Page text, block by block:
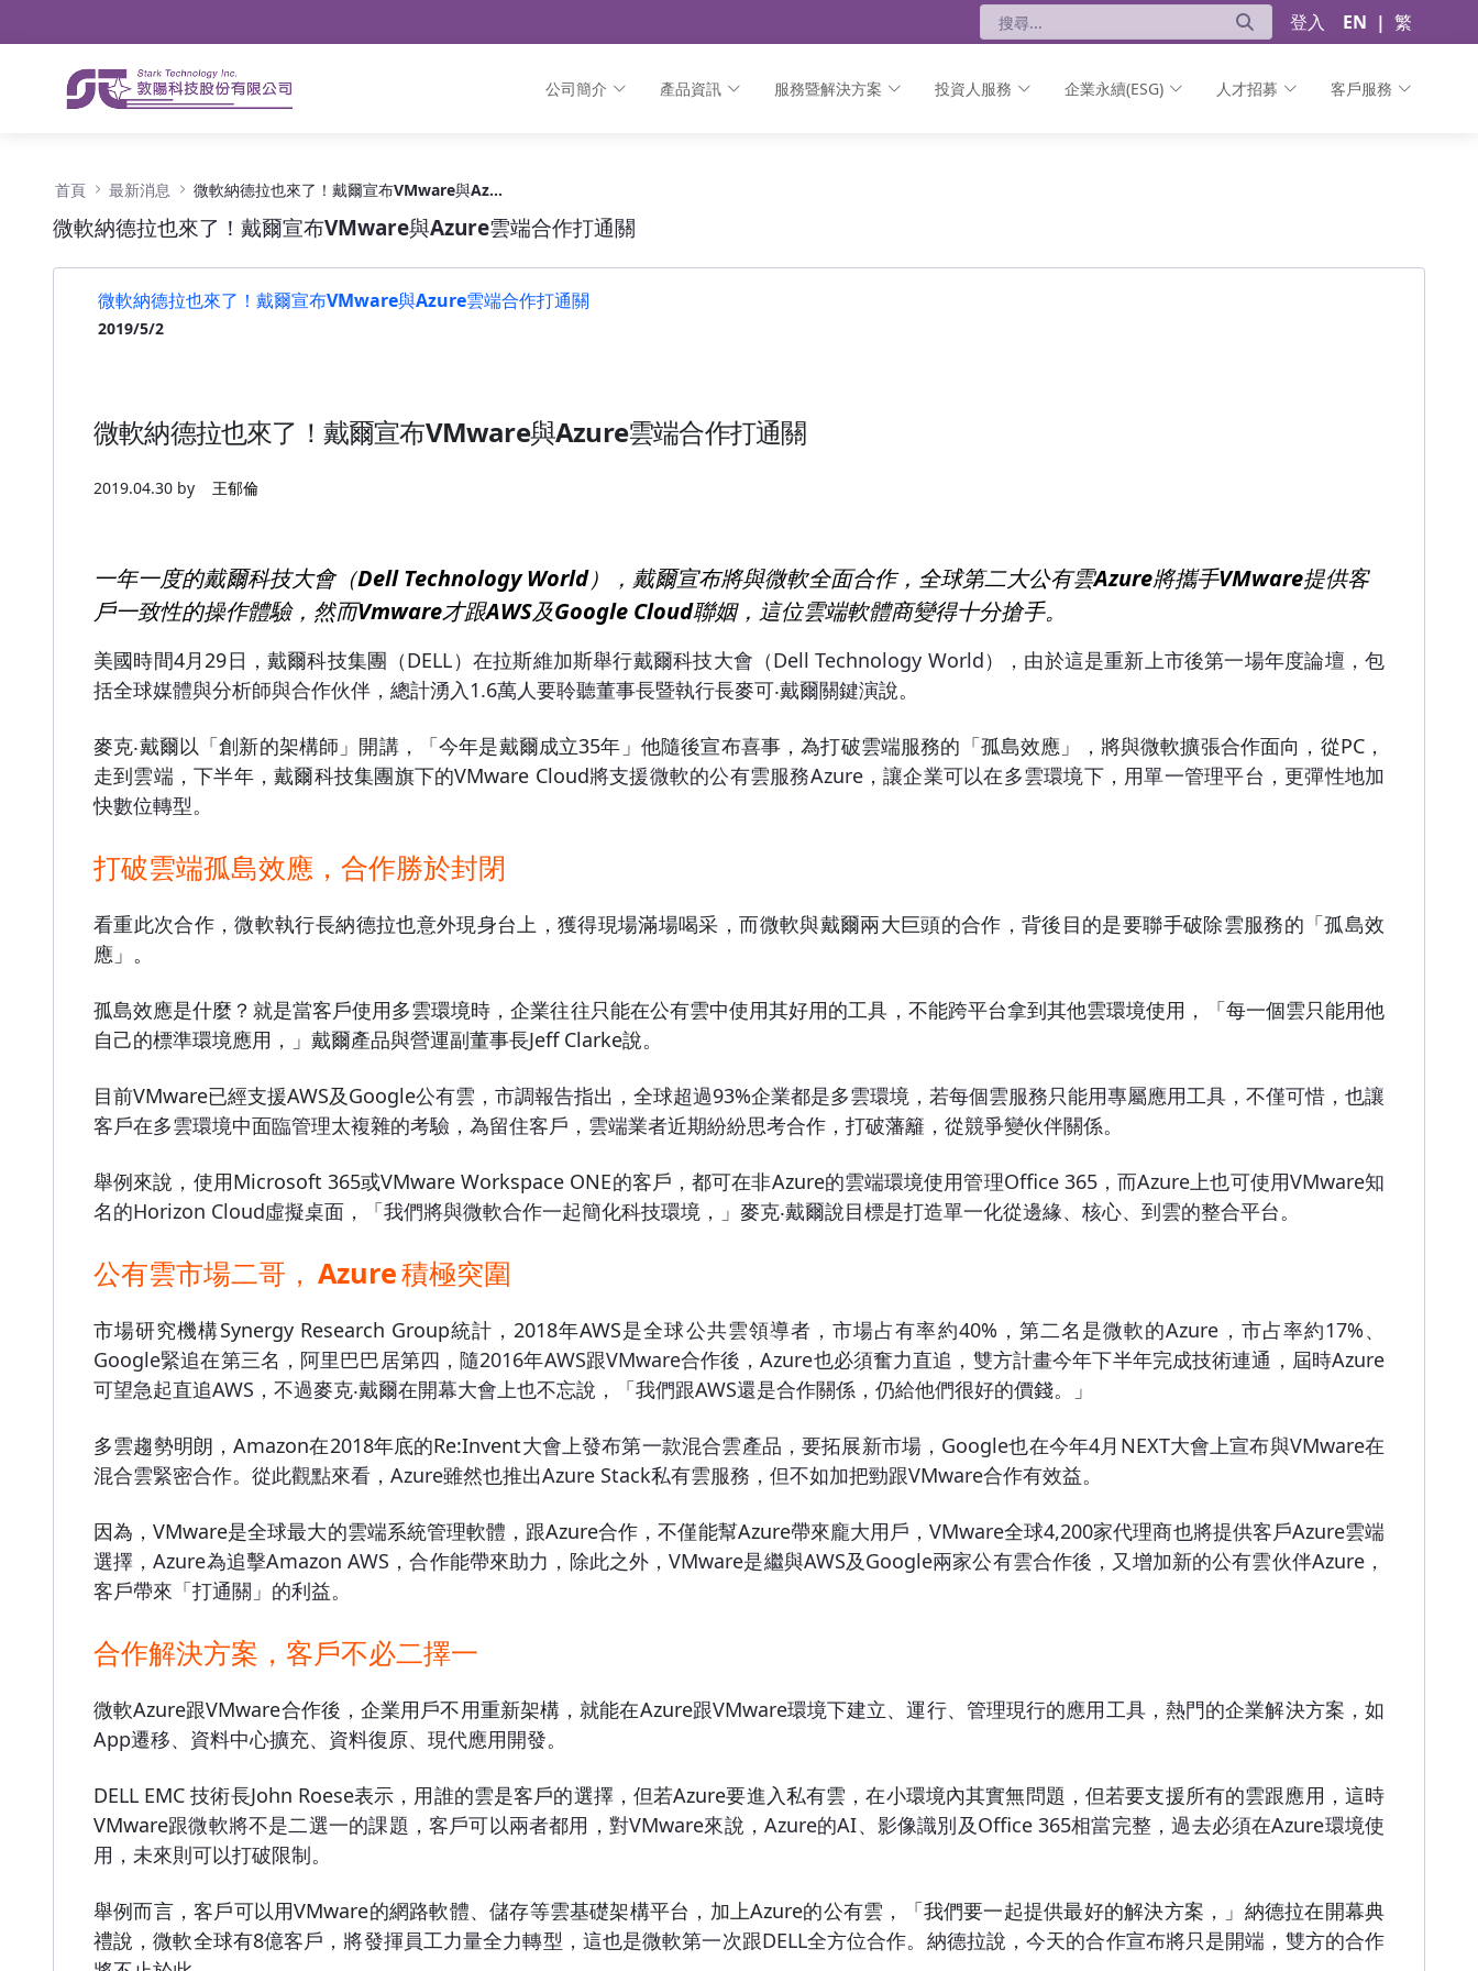
登入 EN | 繁
公司簡介 產品資訊 服務暨解決方案 投資人服務 企業永續(ESG) 人才招募 客戶服務
首頁 最新消息 微軟納德拉也來了！戴爾宣布VMware與Azure雲端合作打通關
微軟納德拉也來了！戴爾宣布VMware與Azure雲端合作打通關
微軟納德拉也來了！戴爾宣布VMware與Azure雲端合作打通關
2019/5/2
微軟納德拉也來了！戴爾宣布VMware與Azure雲端合作打通關
2019.04.30 by 王郁倫
一年一度的戴爾科技大會（Dell Technology World），戴爾宣布將與微軟全面合作，全球第二大公有雲Azure將攜手VMware提供客
戶一致性的操作體驗，然而Vmware才跟AWS及Google Cloud聯姻，這位雲端軟體商變得十分搶手。
美國時間4月29日，戴爾科技集團（DELL）在拉斯維加斯舉行戴爾科技大會（Dell Technology World），由於這是重新上市後第一場年度論壇，包
括全球媒體與分析師與合作伙伴，總計湧入1.6萬人要聆聽董事長暨執行長麥可‧戴爾關鍵演說。
麥克‧戴爾以「創新的架構師」開講，「今年是戴爾成立35年」他隨後宣布喜事，為打破雲端服務的「孤島效應」，將與微軟擴張合作面向，從PC，
走到雲端，下半年，戴爾科技集團旗下的VMware Cloud將支援微軟的公有雲服務Azure，讓企業可以在多雲環境下，用單一管理平台，更彈性地加
快數位轉型。
打破雲端孤島效應，合作勝於封閉
看重此次合作，微軟執行長納德拉也意外現身台上，獲得現場滿場喝采，而微軟與戴爾兩大巨頭的合作，背後目的是要聯手破除雲服務的「孤島效
應」。
孤島效應是什麼？就是當客戶使用多雲環境時，企業往往只能在公有雲中使用其好用的工具，不能跨平台拿到其他雲環境使用，「每一個雲只能用他
自己的標準環境應用，」戴爾產品與營運副董事長Jeff Clarke說。
目前VMware已經支援AWS及Google公有雲，市調報告指出，全球超過93%企業都是多雲環境，若每個雲服務只能用專屬應用工具，不僅可惜，也讓
客戶在多雲環境中面臨管理太複雜的考驗，為留住客戶，雲端業者近期紛紛思考合作，打破藩籬，從競爭變伙伴關係。
舉例來說，使用Microsoft 365或VMware Workspace ONE的客戶，都可在非Azure的雲端環境使用管理Office 365，而Azure上也可使用VMware知
名的Horizon Cloud虛擬桌面，「我們將與微軟合作一起簡化科技環境，」麥克‧戴爾說目標是打造單一化從邊緣、核心、到雲的整合平台。
公有雲市場二哥， Azure積極突圍
市場研究機構Synergy Research Group統計，2018年AWS是全球公共雲領導者，市場占有率約40%，第二名是微軟的Azure，市占率約17%、
Google緊追在第三名，阿里巴巴居第四，隨2016年AWS跟VMware合作後，Azure也必須奮力直追，雙方計畫今年下半年完成技術連通，屆時Azure
可望急起直追AWS，不過麥克‧戴爾在開幕大會上也不忘說，「我們跟AWS還是合作關係，仍給他們很好的價錢。」
多雲趨勢明朗，Amazon在2018年底的Re:Invent大會上發布第一款混合雲產品，要拓展新市場，Google也在今年4月NEXT大會上宣布與VMware在
混合雲緊密合作。從此觀點來看，Azure雖然也推出Azure Stack私有雲服務，但不如加把勁跟VMware合作有效益。
因為，VMware是全球最大的雲端系統管理軟體，跟Azure合作，不僅能幫Azure帶來龐大用戶，VMware全球4,200家代理商也將提供客戶Azure雲端
選擇，Azure為追擊Amazon AWS，合作能帶來助力，除此之外，VMware是繼與AWS及Google兩家公有雲合作後，又增加新的公有雲伙伴Azure，
客戶帶來「打通關」的利益。
合作解決方案，客戶不必二擇一
微軟Azure跟VMware合作後，企業用戶不用重新架構，就能在Azure跟VMware環境下建立、運行、管理現行的應用工具，熱門的企業解決方案，如
App遷移、資料中心擴充、資料復原、現代應用開發。
DELL EMC 技術長John Roese表示，用誰的雲是客戶的選擇，但若Azure要進入私有雲，在小環境內其實無問題，但若要支援所有的雲跟應用，這時
VMware跟微軟將不是二選一的課題，客戶可以兩者都用，對VMware來說，Azure的AI、影像識別及Office 365相當完整，過去必須在Azure環境使
用，未來則可以打破限制。
舉例而言，客戶可以用VMware的網路軟體、儲存等雲基礎架構平台，加上Azure的公有雲，「我們要一起提供最好的解決方案，」納德拉在開幕典
禮說，微軟全球有8億客戶，將發揮員工力量全力轉型，這也是微軟第一次跟DELL全方位合作。納德拉說，今天的合作宣布將只是開端，雙方的合作